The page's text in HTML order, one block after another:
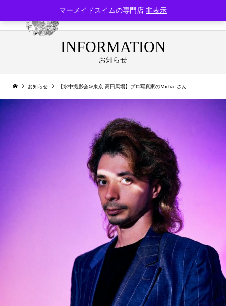
INFORMATION
お知らせ
お知らせ 【水中撮影会＠東京 高田馬場】プロ写真家のMichaelさん
マーメイドスイムの専門店 非表示